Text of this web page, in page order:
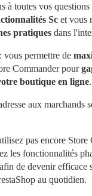
à toutes vos questions
Sc et vous
pratiques dans
permettre de
Commander pour
boutique en ligne.
aux marchands
pas encore Store
les fonctionnalités
de devenir efficace
au quotidien.